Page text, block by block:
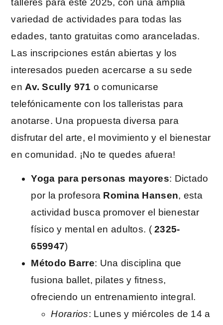
talleres para este 2025, con una amplia
variedad de actividades para todas las
edades, tanto gratuitas como aranceladas.
Las inscripciones están abiertas y los
interesados pueden acercarse a su sede
en Av. Scully 971 o comunicarse
telefónicamente con los talleristas para
anotarse. Una propuesta diversa para
disfrutar del arte, el movimiento y el bienestar
en comunidad. ¡No te quedes afuera!
Yoga para personas mayores: Dictado
por la profesora Romina Hansen, esta
actividad busca promover el bienestar
físico y mental en adultos. (2325-
659947)
Método Barre: Una disciplina que
fusiona ballet, pilates y fitness,
ofreciendo un entrenamiento integral.
Horarios: Lunes y miércoles de 14 a